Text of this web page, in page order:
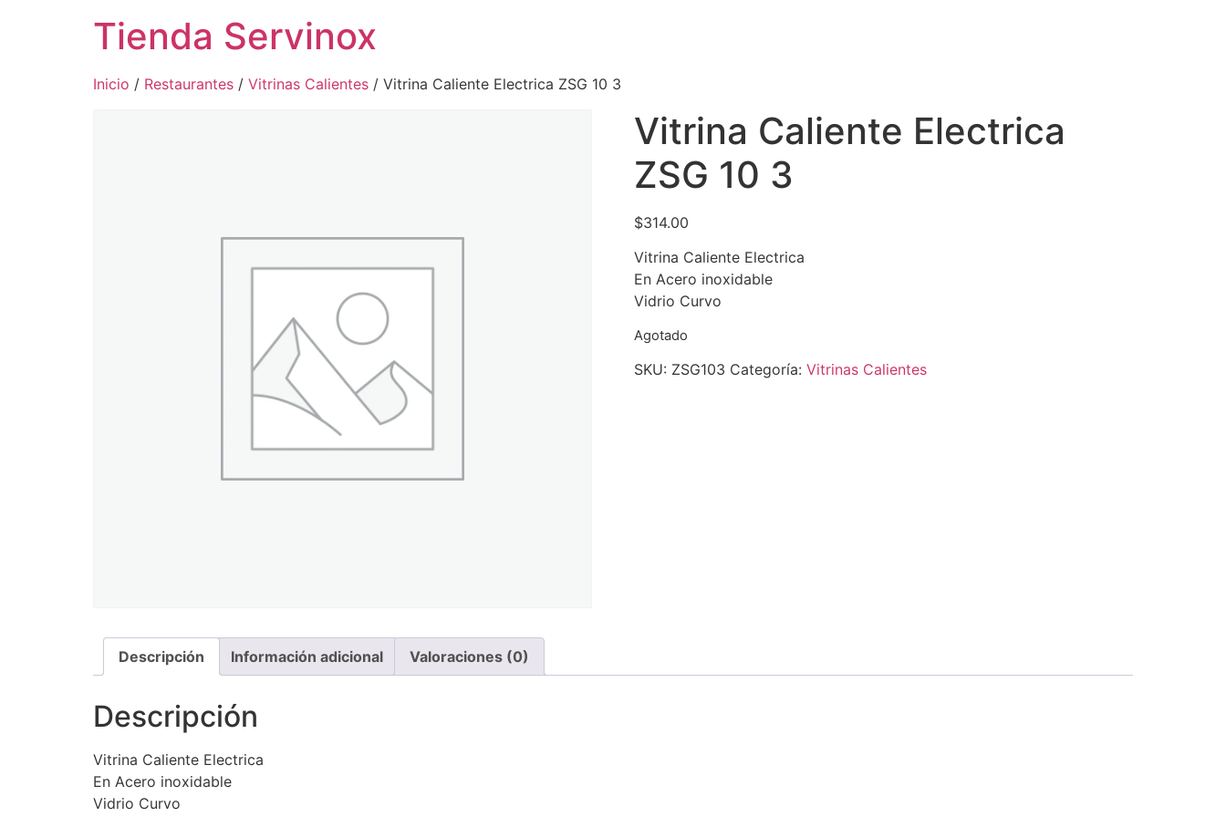
Tienda Servinox
Inicio / Restaurantes / Vitrinas Calientes / Vitrina Caliente Electrica ZSG 10 3
Vitrina Caliente Electrica
ZSG 10 3
$314.00
Vitrina Caliente Electrica
En Acero inoxidable
Vidrio Curvo
Agotado
SKU: ZSG103 Categoría: Vitrinas Calientes
Descripción Información adicional Valoraciones (0)
Descripción
Vitrina Caliente Electrica
En Acero inoxidable
Vidrio Curvo